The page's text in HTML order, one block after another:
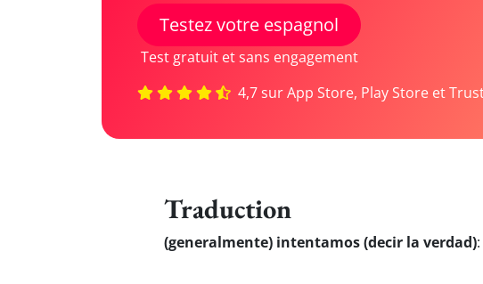
Testez votre espagnol
Test gratuit et sans engagement
4,7 sur App Store, Play Store et
Traduction
(generalmente) intentamos (decir la verdad):